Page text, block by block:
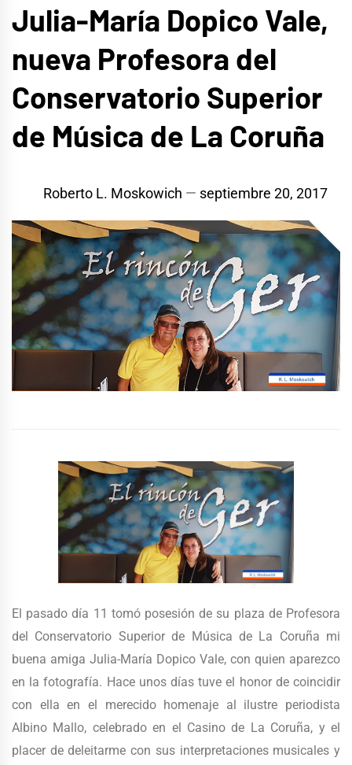
Julia-María Dopico Vale,
nueva Profesora del
Conservatorio Superior
de Música de La Coruña
Roberto L. Moskowich septiembre 20, 2017
El pasado día 11 tomó posesión de su plaza de Profesora
del Conservatorio Superior de Música de La Coruña mi
buena amiga Julia-María Dopico Vale, con quien aparezco
en la fotografía. Hace unos días tuve el honor de coincidir
con ella en el merecido homenaje al ilustre periodista
Albino Mallo, celebrado en el Casino de La Coruña, y el
placer de deleitarme con sus interpretaciones musicales y